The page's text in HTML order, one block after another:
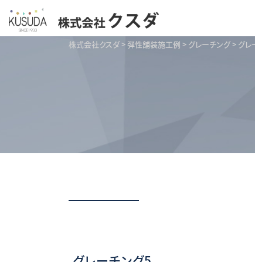
株式会社クスダ> 弾性舗装施工例 > グレーチング> グレ